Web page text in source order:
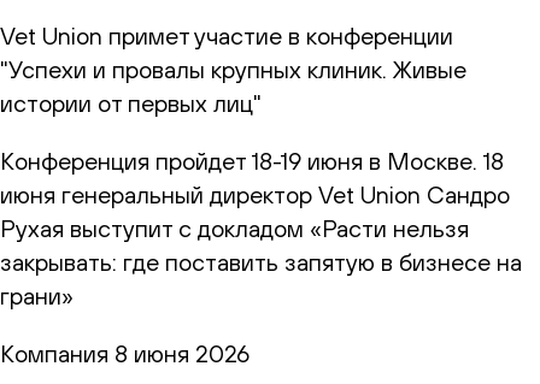
Vet Union примет участие в конференции
"Успехи и провалы крупных клиник. Живые
истории от первых лиц"
Конференция пройдет 18-19 июня в Москве. 18
июня генеральный директор Vet Union Сандро
Рухая выступит с докладом «Расти нельзя
закрывать: где поставить запятую в бизнесе на
грани»
Компания 8 июня 2026